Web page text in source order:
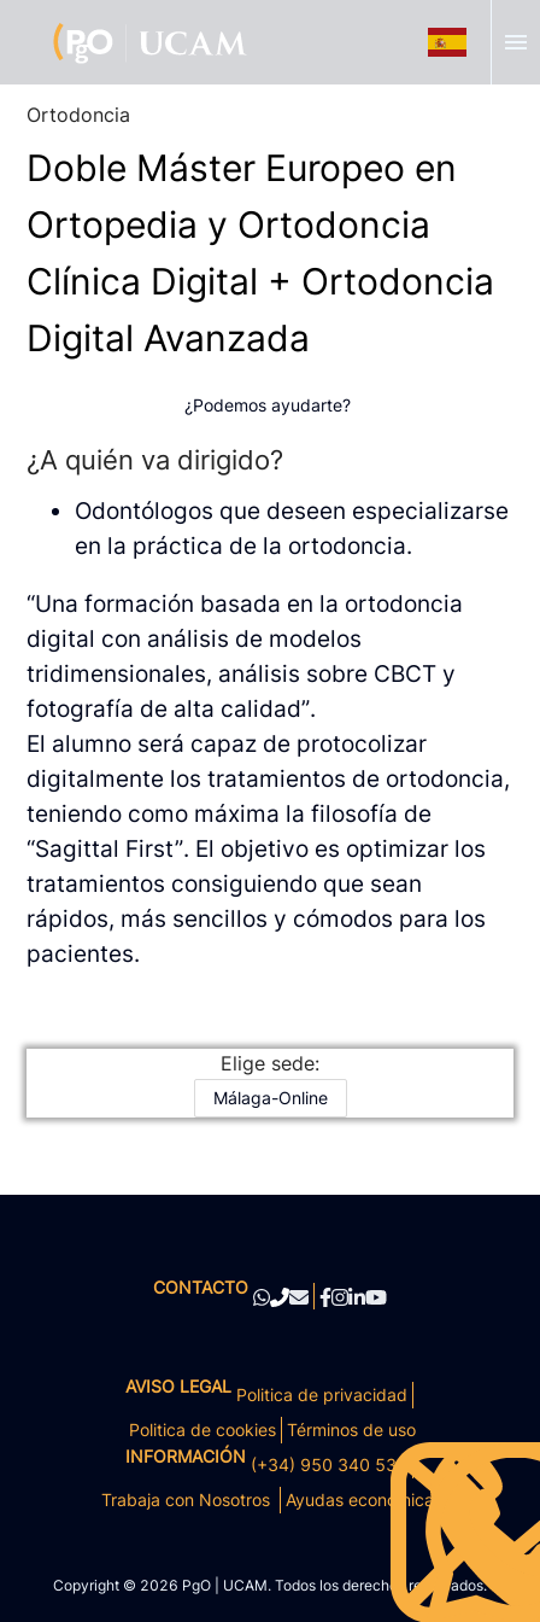
menu
Ortodoncia
Doble Máster Europeo en
Ortopedia y Ortodoncia
Clínica Digital + Ortodoncia
Digital Avanzada
¿Podemos ayudarte?
¿A quién va dirigido?
Odontólogos que deseen especializarse
en la práctica de la ortodoncia.
“Una formación basada en la ortodoncia
digital con análisis de modelos
tridimensionales, análisis sobre CBCT y
fotografía de alta calidad”.
El alumno será capaz de protocolizar
digitalmente los tratamientos de ortodoncia,
teniendo como máxima la filosofía de
“Sagittal First”. El objetivo es optimizar los
tratamientos consiguiendo que sean
rápidos, más sencillos y cómodos para los
pacientes.
Elige sede:
Málaga-Online
CONTACTO
AVISO LEGAL Politica de privacidad
Politica de cookies Términos de uso
INFORMACIÓN (+34) 950 340 531
Trabaja con Nosotros
Ayudas económicas
Copyright © 2026 PgO | UCAM. Todos los derechos reservados.